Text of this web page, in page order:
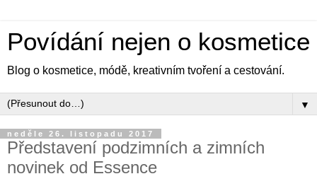
Povídání nejen o kosmetice
Blog o kosmetice, módě, kreativním tvoření a cestování.
▼
neděle 26. listopadu 2017
Představení podzimních a zimních
novinek od Essence